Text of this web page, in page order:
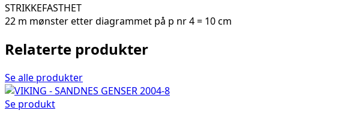
STRIKKEFASTHET
22 m mønster etter diagrammet på p nr 4 = 10 cm
Relaterte produkter
Se alle produkter
Se produkt